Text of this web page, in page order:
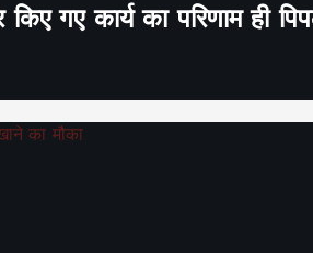
गए कार्य का परिणाम ही